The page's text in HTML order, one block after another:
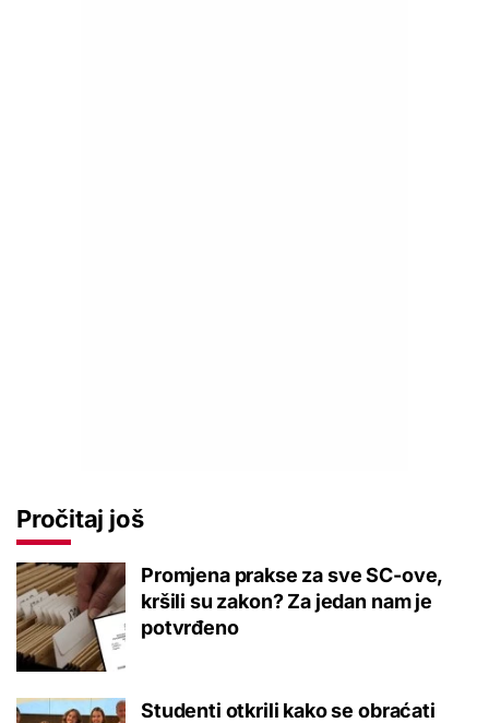
Pročitaj još
Promjena prakse za sve SC-ove,
kršili su zakon? Za jedan nam je
potvrđeno
Studenti otkrili kako se obraćati